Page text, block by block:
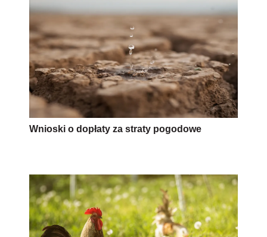
Wnioski o dopłaty za straty pogodowe